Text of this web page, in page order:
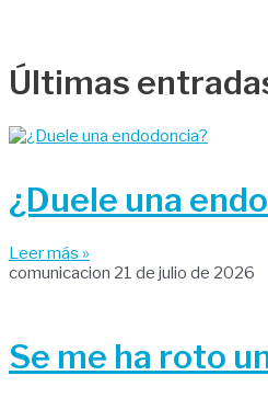
Últimas
¿Duele una
Leer más »
comunicacion 21 de julio de 2026
Se me ha roto